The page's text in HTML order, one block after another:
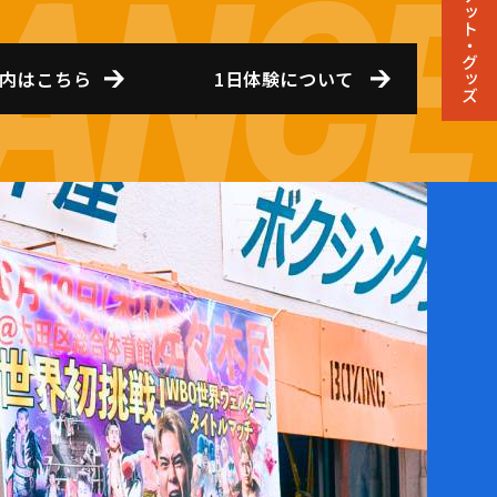
チケット・グッズ
はこちら 1日体験について